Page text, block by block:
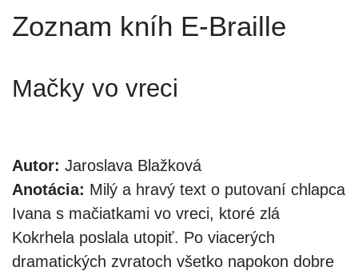
Zoznam kníh E-Braille
Mačky vo vreci
Autor: Jaroslava Blažková
Anotácia: Milý a hravý text o putovaní chlapca
Ivana s mačiatkami vo vreci, ktoré zlá
Kokrhela poslala utopiť. Po viacerých
dramatických zvratoch všetko napokon dobre